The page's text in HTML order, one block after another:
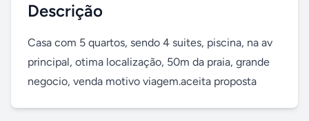
Descrição
Casa com 5 quartos, sendo 4 suites, piscina, na av
principal, otima localização, 50m da praia, grande
negocio, venda motivo viagem.aceita proposta